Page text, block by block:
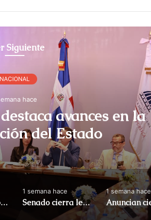
Siguiente
NACIONAL
hace
avances en la
del Estado
Apresan a tres por maniobras temerarias en motocicletas
1 semana hace
Senado cierra legislatura con 122 leyes aprobadas
1 semana hace